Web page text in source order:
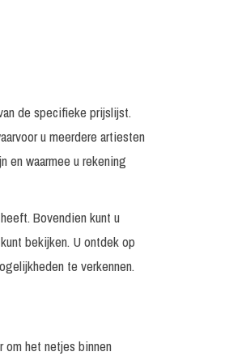
aanvraag
Prijs op
aanvraag
Prijs op
aanvraag
aanvraag
de specifieke prijslijst.
u meerdere artiesten
en waarmee u rekening
Bovendien kunt u
bekijken. U ontdek op
te verkennen.
om het netjes binnen